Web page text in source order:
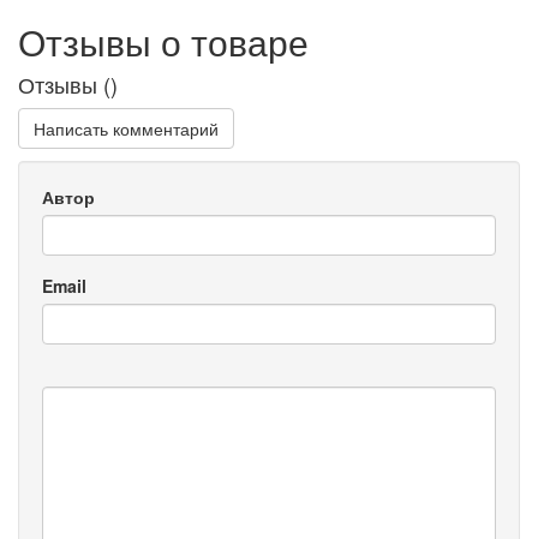
Отзывы о товаре
Отзывы ()
Написать комментарий
Автор
Email